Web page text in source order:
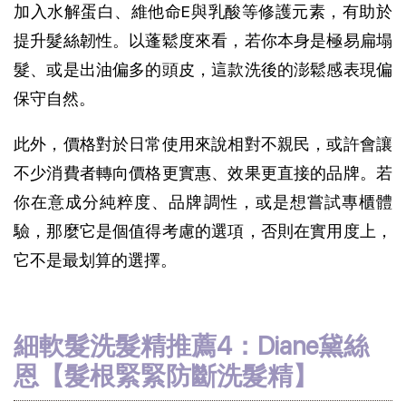
加入水解蛋白、維他命E與乳酸等修護元素，有助於
提升髮絲韌性。以蓬鬆度來看，若你本身是極易扁塌
髮、或是出油偏多的頭皮，這款洗後的澎鬆感表現偏
保守自然。
此外，價格對於日常使用來說相對不親民，或許會讓
不少消費者轉向價格更實惠、效果更直接的品牌。若
你在意成分純粹度、品牌調性，或是想嘗試專櫃體
驗，那麼它是個值得考慮的選項，否則在實用度上，
它不是最划算的選擇。
細軟髮洗髮精推薦4：Diane黛絲
恩【髮根緊緊防斷洗髮精】